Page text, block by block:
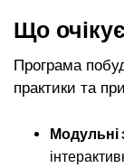
Що
Програма
практики та
Модульні